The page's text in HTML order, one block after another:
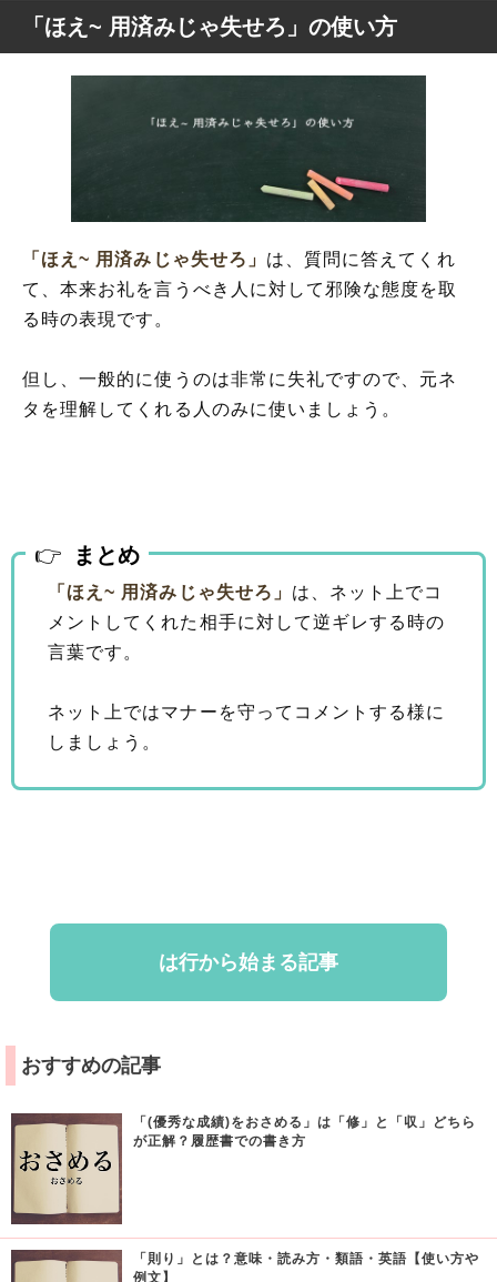
「ほえ~ 用済みじゃ失せろ」の使い方
「ほえ~ 用済みじゃ失せろ」 は、質問に答えてくれ
て、本来お礼を言うべき人に対して邪険な態度を取
る時の表現です。
但し、一般的に使うのは非常に失礼ですので、元ネ
タを理解してくれる人のみに使いましょう。
まとめ
「ほえ~ 用済みじゃ失せろ」 は、ネット上でコ
メントしてくれた相手に対して逆ギレする時の
言葉です。
ネット上ではマナーを守ってコメントする様に
しましょう。
は行から始まる記事
おすすめの記事
「(優秀な成績)をおさめる」は「修」と「収」どちら
が正解？履歴書での書き方
「則り」とは？意味・読み方・類語・英語【使い方や
例文】